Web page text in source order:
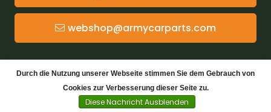
webshop@armycarparts.com
KATEGORIEN
KUNDENDIENST
Durch die Nutzung unserer Webseite stimmen Sie dem Gebrauch von
Cookies zur Verbesserung dieser Seite zu.
Diese Nachricht Ausblenden